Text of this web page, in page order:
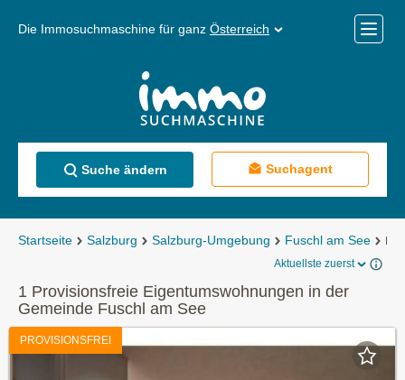
Die Immosuchmaschine für ganz Österreich
Menü
Suche ändern Suchagent
Startseite Salzburg Salzburg-Umgebung Fuschl am See
Aktuellste zuerst
1 Provisionsfreie Eigentumswohnungen in der
Gemeinde Fuschl am See
PROVISIONSFREI